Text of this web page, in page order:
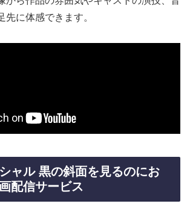
先に体感できます。
ャル 黒の斜面を見るのにお
配信サービス